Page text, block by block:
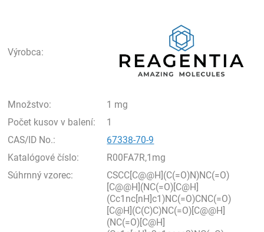
Výrobca:
Množstvo:
1 mg
Počet kusov v balení:
1
CAS/ID No.:
67338-70-9
Katalógové číslo:
R00FA7R,1mg
Súhrnný vzorec:
CSCC[C@@H](C(=O)N)NC(=O)
[C@@H](NC(=O)[C@H]
(Cc1nc[nH]c1)NC(=O)CNC(=O)
[C@H](C(C)C)NC(=O)[C@@H]
(NC(=O)[C@H]